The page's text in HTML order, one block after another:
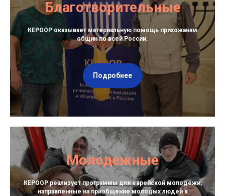
Благотворительные
КЕРООР оказывает материальную помощь прихожанам
общин по всей России.
Подробнее
Молодежные
КЕРООР реализует программы для еврейской молодежи,
направленные на приобщение молодых людей к